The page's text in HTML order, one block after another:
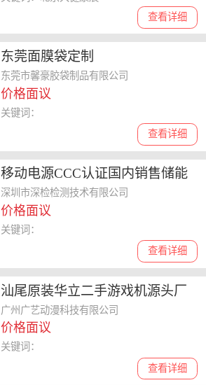
查看详细
东莞面膜袋定制
东莞市馨豪胶袋制品有限公司
价格面议
查看详细
关键词：
移动电源CCC认证国内销售储能
安全合规
深圳市深检检测技术有限公司
价格面议
查看详细
关键词：
汕尾原装华立二手游戏机源头厂
家
广州广艺动漫科技有限公司
价格面议
查看详细
关键词：